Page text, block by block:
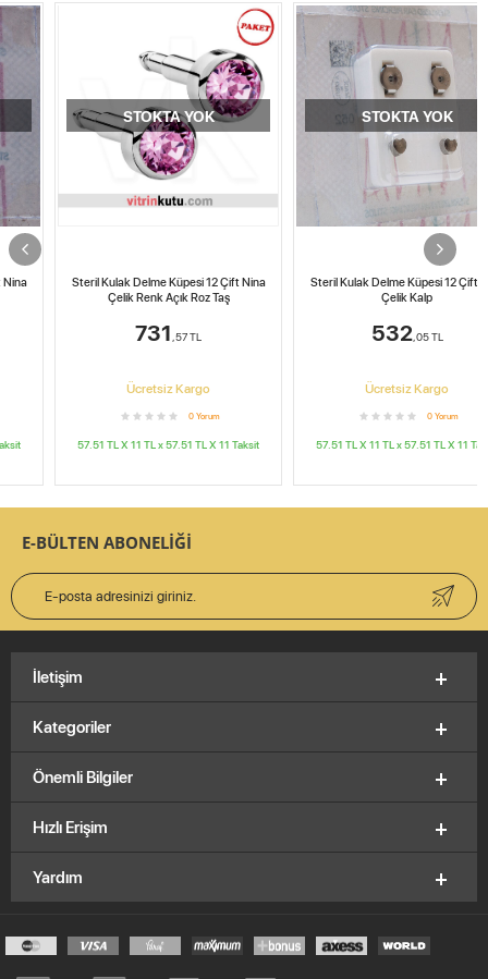
STOKTA YOK
Steril Kulak Delme Küpesi 12 Çift Nina
Çelik Renk Açık Roz Taş
,57TL
Ücretsiz Kargo
0 Yorum
57.51 TL X 11TL x57.51 TL X 11Taksit
Yeni
STOKTA YOK
Steril Kulak Delme Küpesi 12 Çift Nina
Çelik Kalp
,05TL
Ücretsiz Kargo
0 Yorum
57.51 TL X 11TL x57.51 TL X 11Taksit
E-BÜLTEN ABONELİĞİ
Kategoriler
Önemli Bilgiler
Hızlı Erişim
Yardım
İletişim